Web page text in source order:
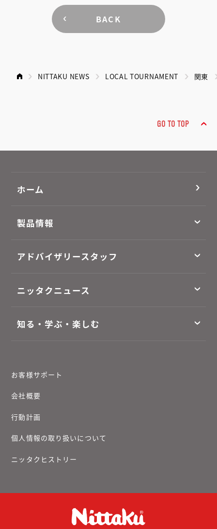
BACK
NITTAKU NEWS LOCAL TOURNAMENT 関東
GO TO TOP
ホーム
製品情報
アドバイザリースタッフ
ニッタクニュース
知る・学ぶ・楽しむ
お客様サポート
会社概要
行動計画
個人情報の取り扱いについて
ニッタクヒストリー